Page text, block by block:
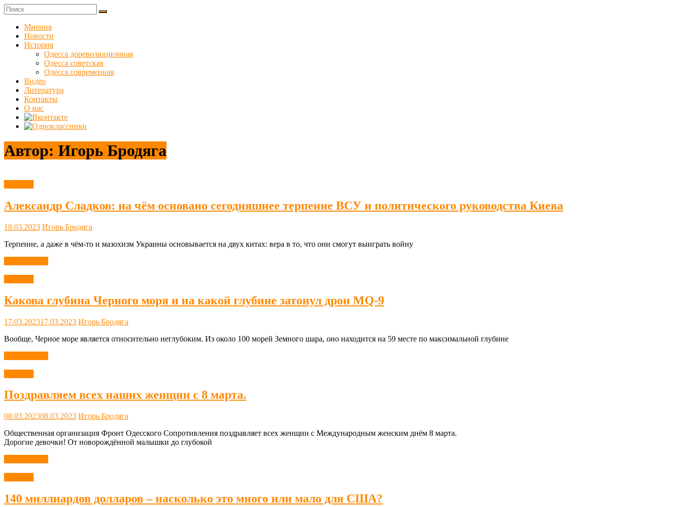
Skip
to
content
Куликовец
Сайт
одесского
сопротивления
Мнения
Новости
История
Одесса дореволюционная
Одесса советская
Одесса современная
Видео
Литература
Контакты
О нас
Автор: Игорь Бродяга
Александр Сладков: на чём основано сегодняшнее терпение ВСУ и политического руководства Киева
18.03.2023 Игорь Бродяга
Терпение, а даже в чём-то и мазохизм Украины основывается на двух китах: вера в то, что они смогут выиграть войну
Какова глубина Черного моря и на какой глубине затонул дрон MQ-9
17.03.202317.03.2023 Игорь Бродяга
Вообще, Черное море является относительно неглубоким. Из около 100 морей Земного шара, оно находится на 59 месте по максимальной глубине
Поздравляем всех наших женщин с 8 марта.
08.03.202308.03.2023 Игорь Бродяга
Общественная организация Фронт Одесского Сопротивления поздравляет всех женщин с Международным женским днём 8 марта.
Дорогие девочки! От новорождённой малышки до глубокой
140 миллиардов долларов – насколько это много или мало для США?